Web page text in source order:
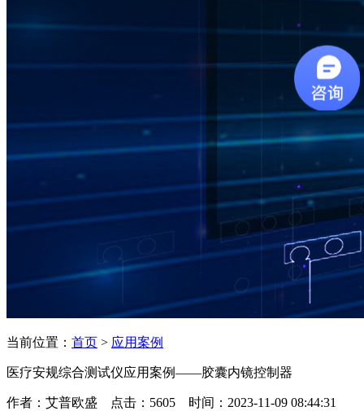
当前位置： 首页 > 应用案例
医疗安规综合测试仪应用案例——胶囊内镜控制器
作者：艾普欧盛 点击：5605 时间：2023-11-09 08:44:31